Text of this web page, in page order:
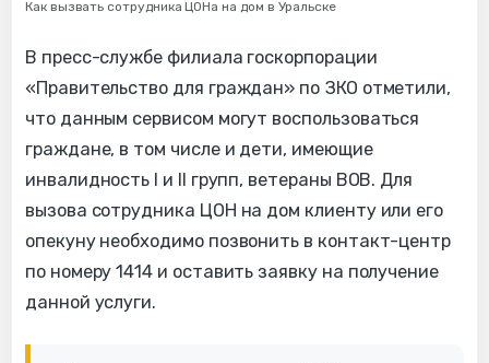
Как вызвать сотрудника ЦОНа на дом в Уральске
В пресс-службе филиала госкорпорации
«Правительство для граждан» по ЗКО отметили,
что данным сервисом могут воспользоваться
граждане, в том числе и дети, имеющие
инвалидность І и ІІ групп, ветераны ВОВ. Для
вызова сотрудника ЦОН на дом клиенту или его
опекуну необходимо позвонить в контакт-центр
по номеру 1414 и оставить заявку на получение
данной услуги.